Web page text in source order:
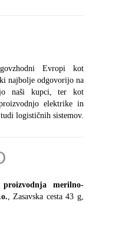
Evropi kot
najbolje odgovorijo na
naši kupci, ter kot
elektrike in
logističnih sistemov.
merilno-
, Zasavska cesta 43 g,